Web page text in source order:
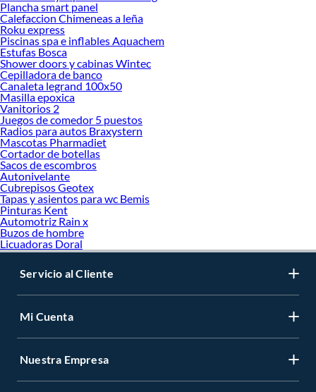
Plancha smart panel
Calefaccion Chimeneas a leña
Roku express
Piscinas spa e inflables Aquachem
Estufas Bosca
Shower doors y cabinas Wintec
Cepilladora de banco
Canaleta legrand 100x50
Masilla epoxica
Vanitorios 2
Juegos de comedor 5 puestos
Radios para autos Braxystern
Mascotas Pharmadiet
Cortador de botellas
Sacos de escombros
Autonivelante
Cubrepisos Geotex
Tapas y asientos para wc Bemis
Pinturas Kent
Automotriz Rain x
Buzos de hombre
Licuadoras Doral
Servicio al Cliente
Mi Cuenta
Nuestra Empresa